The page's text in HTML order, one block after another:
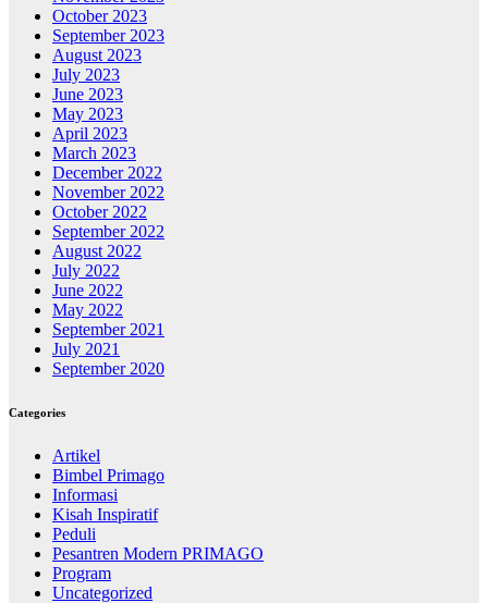
October 2023
September 2023
August 2023
July 2023
June 2023
May 2023
April 2023
March 2023
December 2022
November 2022
October 2022
September 2022
August 2022
July 2022
June 2022
May 2022
September 2021
July 2021
September 2020
Categories
Artikel
Bimbel Primago
Informasi
Kisah Inspiratif
Peduli
Pesantren Modern PRIMAGO
Program
Uncategorized